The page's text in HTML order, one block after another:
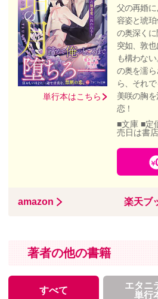
単行本はこちら
父の再婚
容姿と琥
の奥深く
突如、敦
も構わな
の奥を濡
ら、それ
美咲の胸
恋！
■文庫 ■定
売日は書
amazon 楽天ブ
著者の他の書籍
すべて
エタニ
単行